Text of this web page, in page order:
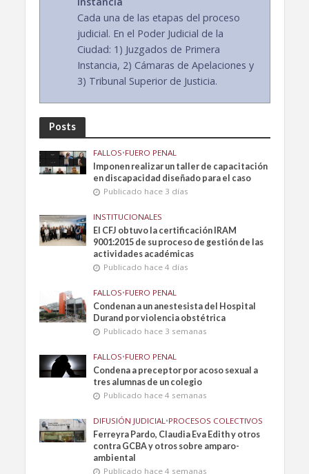
Cada una de las etapas del proceso
judicial. En el Poder Judicial de la
Ciudad: 1) Juzgados de Primera
Instancia, 2) Cámaras de Apelaciones y
3) Tribunal Superior de Justicia.
Posts
FALLOS•FUERO PENAL
Imponen realizar un taller de capacitación
en discapacidad diseñado para el caso
Publicado hace 3 días
INSTITUCIONALES
El CFJ obtuvo la certificación IRAM
9001:2015 de su proceso de gestión de las
actividades académicas
Publicado hace 4 días
FALLOS•FUERO PENAL
Condenan a un anestesista del Hospital
Durand por violencia obstétrica
Publicado hace 3 semanas
FALLOS•FUERO PENAL
Condena a preceptor por acoso sexual a
tres alumnas de un colegio
Publicado hace 4 semanas
DIFUSIÓN JUDICIAL •PROCESOS COLECTIVOS
Ferreyra Pardo, Claudia Eva Edith y otros
contra GCBA y otros sobre amparo-
ambiental
Publicado hace 4 semanas